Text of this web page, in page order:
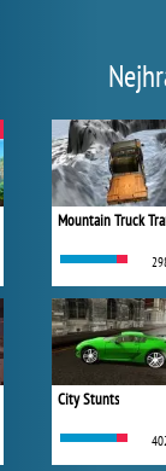
Mountain Truck
City Stunts